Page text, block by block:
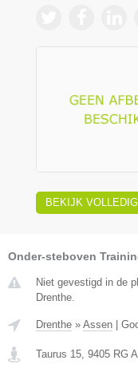
BEKIJK
Onder-steboven
Niet gevestigd in de
Drenthe.
Drenthe » Assen
Taurus 15, 9405 RG